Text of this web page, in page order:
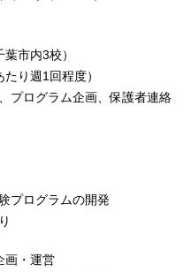
市内3校）
り週1回程度）
プログラム企画、保護者連絡
プログラムの開発
画・運営